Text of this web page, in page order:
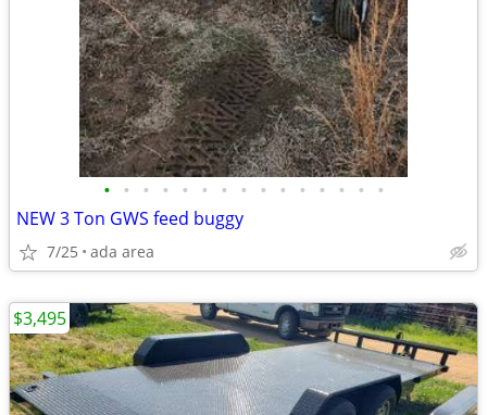
• • • • • • • • • • • • • • •
NEW 3 Ton GWS feed buggy
7/25 ada area
$3,495